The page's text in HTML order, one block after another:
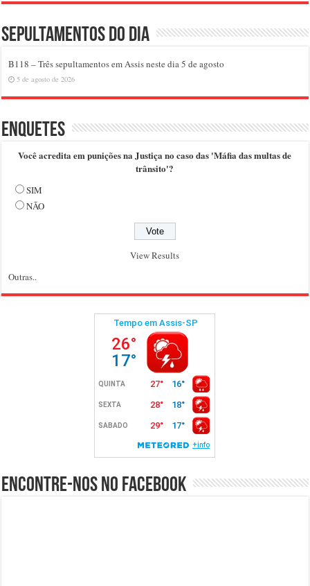
Sepultamentos do dia
B118 – Três sepultamentos em Assis neste dia 5 de agosto
5 de agosto de 2026
Enquetes
Você acredita em punições na Justiça no caso das 'Máfia das multas de
trânsito'?
SIM
NÃO
View Results
Outras..
Encontre-nos no Facebook